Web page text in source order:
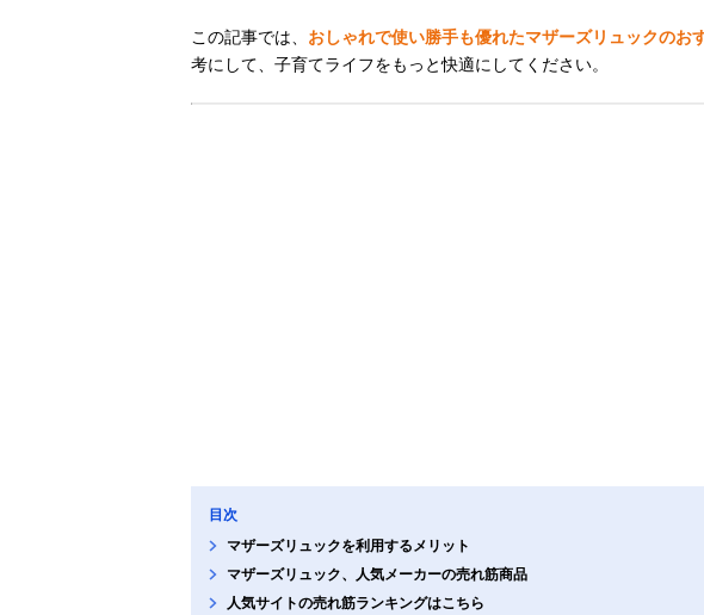
この記事では、 おしゃれで使い勝手も優れたマザーズリュックのお
考にして、子育てライフをもっと快適にしてください。
目次
マザーズリュックを利用するメリット
マザーズリュック、人気メーカーの売れ筋商品
人気サイトの売れ筋ランキングはこちら